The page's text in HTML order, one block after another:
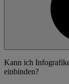
Kann ich
einbinden?